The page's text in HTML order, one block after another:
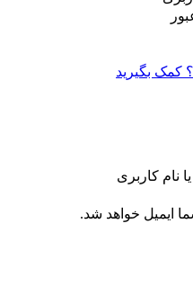
کمک بگیرید
یا نام کاربری
ایمیل خواهد شد.